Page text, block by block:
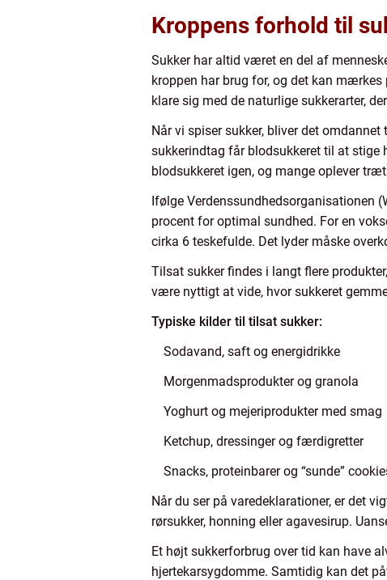
Kroppens forhold til
Sukker har altid været en del af
kroppen har brug for, og det kan
klare sig med de naturlige sukkerarter,
Når vi spiser sukker, bliver det
sukkerindtag får blodsukkeret til at stige
blodsukkeret igen, og mange oplever
Ifølge Verdenssundhedsorganisationen
procent for optimal sundhed. For en
cirka 6 teskefulde. Det lyder måske
Tilsat sukker findes i langt flere
være nyttigt at vide, hvor sukkeret
Typiske kilder til tilsat sukker:
Sodavand, saft og energidrikke
Morgenmadsprodukter og granola
Yoghurt og mejeriprodukter med smag
Ketchup, dressinger og færdigretter
Snacks, proteinbarer og “sunde”
Når du ser på varedeklarationer, er det
rørsukker, honning eller agavesirup.
Et højt sukkerforbrug over tid kan have
hjertekarsygdomme. Samtidig kan det